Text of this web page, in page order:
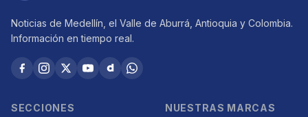
Noticias de Medellín, el Valle de Aburrá, Antioquia y Colombia.
Información en tiempo real.
SECCIONES NUESTRAS MARCAS